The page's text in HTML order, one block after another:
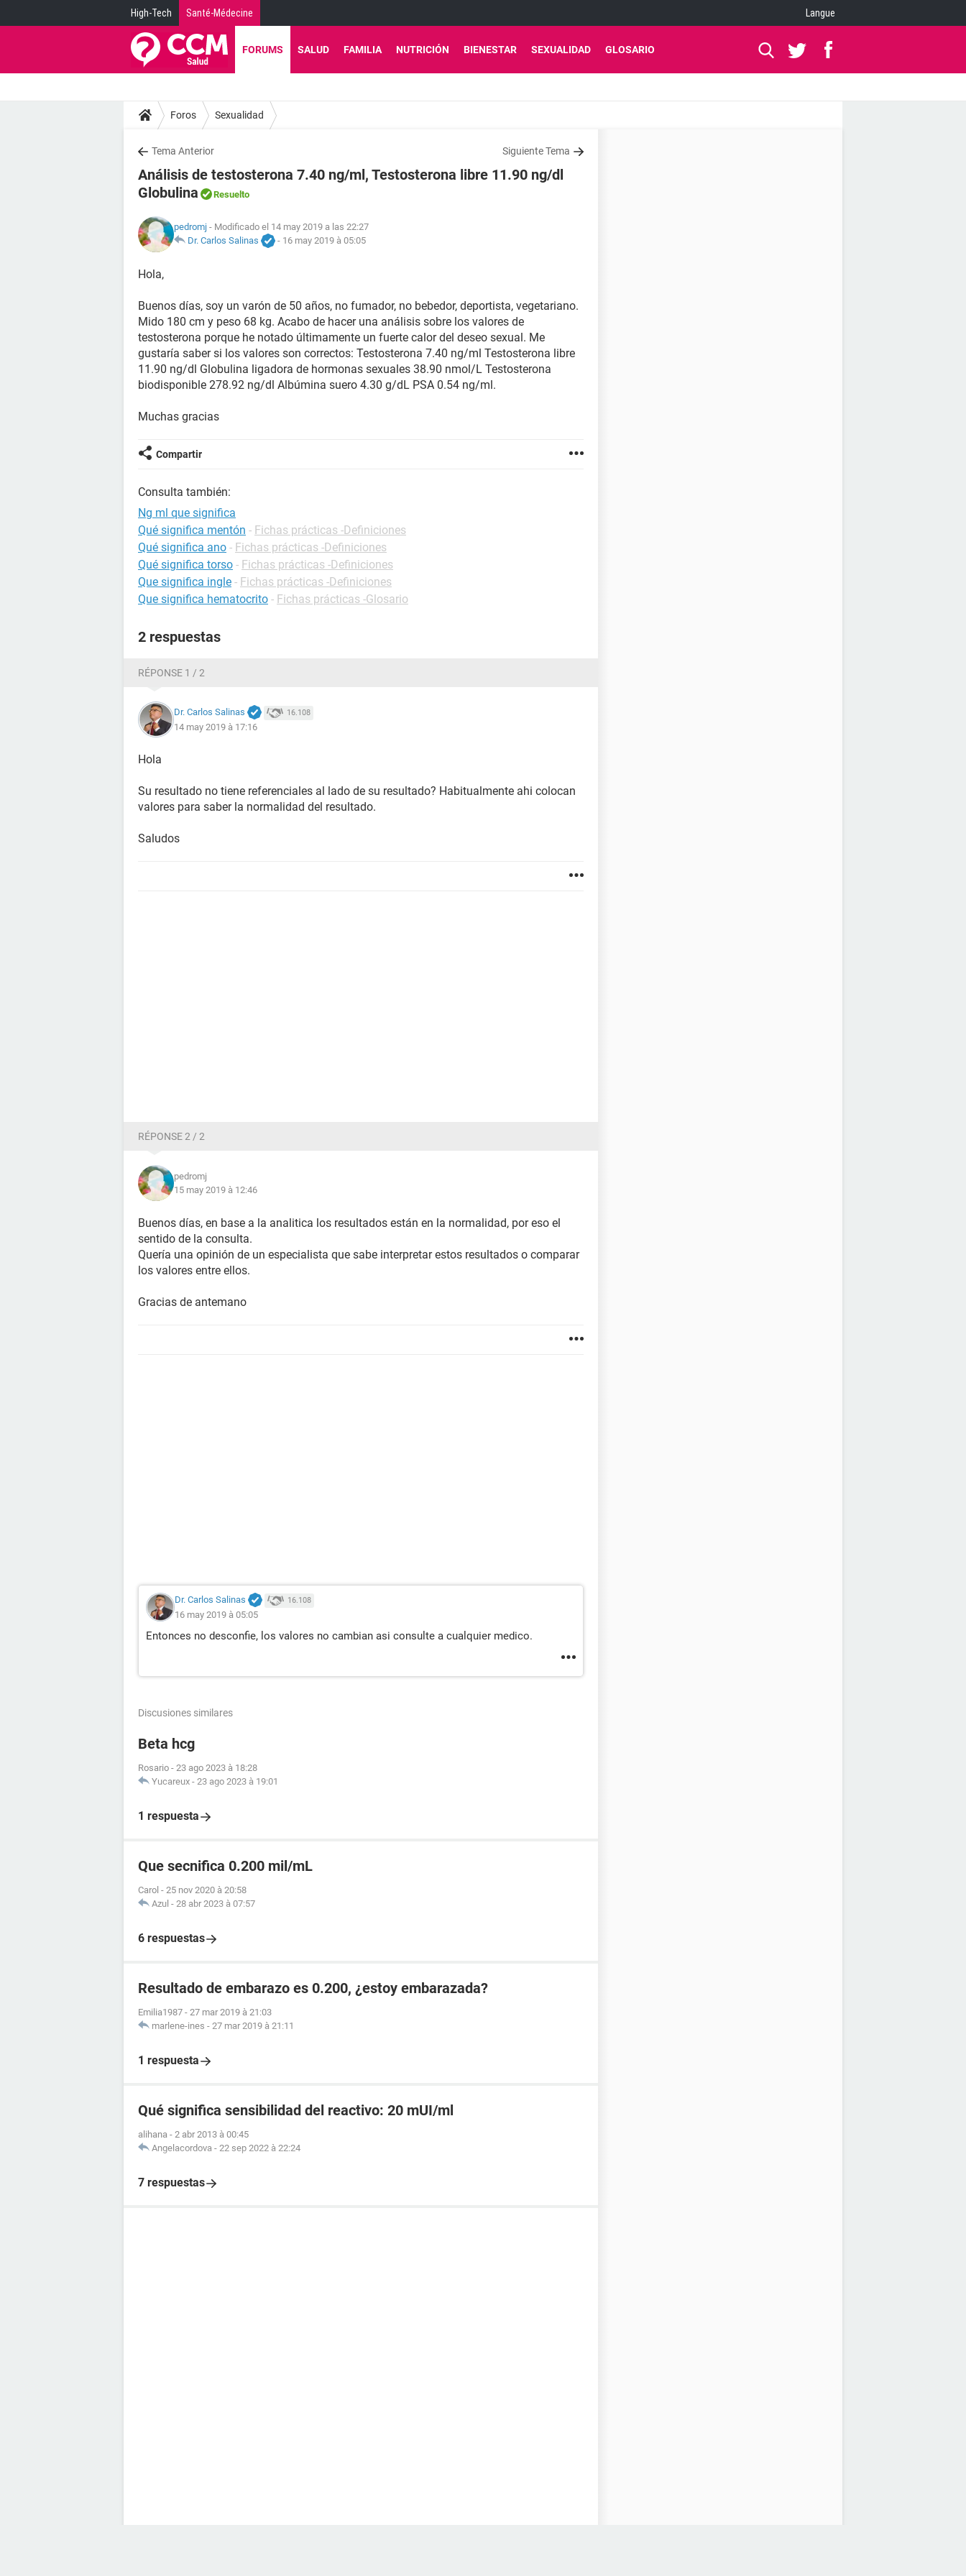
High-Tech Santé-Médecine Langue
FORUMS SALUD FAMILIA NUTRICIÓN BIENESTAR SEXUALIDAD GLOSARIO
Foros Sexualidad
Tema Anterior Siguiente Tema
Análisis de testosterona 7.40 ng/ml, Testosterona libre 11.90 ng/dl
Globulina
Resuelto
pedromj - Modificado el 14 may 2019 a las 22:27
Dr. Carlos Salinas
- 16 may 2019 à 05:05
Hola,
Buenos días, soy un varón de 50 años, no fumador, no bebedor, deportista, vegetariano.
Mido 180 cm y peso 68 kg. Acabo de hacer una análisis sobre los valores de
testosterona porque he notado últimamente un fuerte calor del deseo sexual. Me
gustaría saber si los valores son correctos: Testosterona 7.40 ng/ml Testosterona libre
11.90 ng/dl Globulina ligadora de hormonas sexuales 38.90 nmol/L Testosterona
biodisponible 278.92 ng/dl Albúmina suero 4.30 g/dL PSA 0.54 ng/ml.
Muchas gracias
Compartir
Consulta también:
Ng ml que significa
Qué significa mentón - Fichas prácticas -Definiciones
Qué significa ano - Fichas prácticas -Definiciones
Qué significa torso - Fichas prácticas -Definiciones
Que significa ingle - Fichas prácticas -Definiciones
Que significa hematocrito - Fichas prácticas -Glosario
2 respuestas
RÉPONSE 1 / 2
Dr. Carlos Salinas 16.108
14 may 2019 à 17:16
Hola
Su resultado no tiene referenciales al lado de su resultado? Habitualmente ahi colocan
valores para saber la normalidad del resultado.
Saludos
RÉPONSE 2 / 2
pedromj
15 may 2019 à 12:46
Buenos días, en base a la analitica los resultados están en la normalidad, por eso el
sentido de la consulta.
Quería una opinión de un especialista que sabe interpretar estos resultados o comparar
los valores entre ellos.
Gracias de antemano
Dr. Carlos Salinas 16.108
16 may 2019 à 05:05
Entonces no desconfie, los valores no cambian asi consulte a cualquier medico.
Discusiones similares
Beta hcg
Rosario - 23 ago 2023 à 18:28
Yucareux - 23 ago 2023 à 19:01
1 respuesta
Que secnifica 0.200 mil/mL
Carol - 25 nov 2020 à 20:58
Azul - 28 abr 2023 à 07:57
6 respuestas
Resultado de embarazo es 0.200, ¿estoy embarazada?
Emilia1987 - 27 mar 2019 à 21:03
marlene-ines - 27 mar 2019 à 21:11
1 respuesta
Qué significa sensibilidad del reactivo: 20 mUI/ml
alihana - 2 abr 2013 à 00:45
Angelacordova - 22 sep 2022 à 22:24
7 respuestas